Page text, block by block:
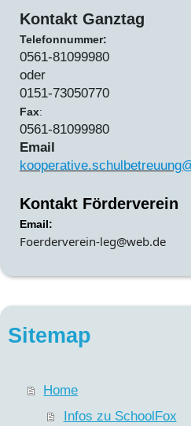
Kontakt Ganztag
Telefonnummer:
0561-81099980
oder
0151-73050770
Fax:
0561-81099980
Email
Kontakt Förderverein
Email:
Foerderverein-leg@web.de
Sitemap
Home
Infos zu SchoolFox